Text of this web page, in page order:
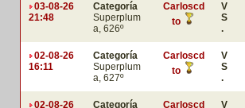
03-08-26
21:48
Categoría
Superplum
a, 626º
Carloscd
to
V
S
.
02-08-26
16:11
Categoría
Superplum
a, 627º
Carloscd
to
V
S
.
02-08-26 Categoría Carloscd V